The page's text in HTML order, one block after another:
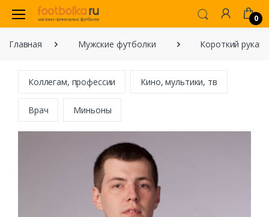
0
Главная Мужские футболки Короткий рукав
Коллегам, профессии Кино, мультики, тв
Врач Миньоны